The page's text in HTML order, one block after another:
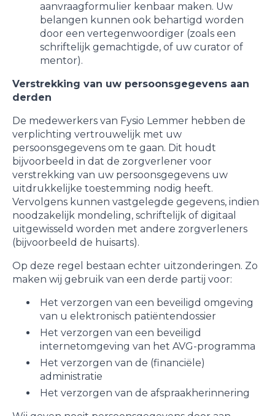
aanvraagformulier kenbaar maken. Uw
belangen kunnen ook behartigd worden
door een vertegenwoordiger (zoals een
schriftelijk gemachtigde, of uw curator of
mentor).
Verstrekking van uw persoonsgegevens aan
derden
De medewerkers van Fysio Lemmer hebben de
verplichting vertrouwelijk met uw
persoonsgegevens om te gaan. Dit houdt
bijvoorbeeld in dat de zorgverlener voor
verstrekking van uw persoonsgegevens uw
uitdrukkelijke toestemming nodig heeft.
Vervolgens kunnen vastgelegde gegevens, indien
noodzakelijk mondeling, schriftelijk of digitaal
uitgewisseld worden met andere zorgverleners
(bijvoorbeeld de huisarts).
Op deze regel bestaan echter uitzonderingen. Zo
maken wij gebruik van een derde partij voor:
Het verzorgen van een beveiligd omgeving
van u elektronisch patiëntendossier
Het verzorgen van een beveiligd
internetomgeving van het AVG-programma
Het verzorgen van de (financiële)
administratie
Het verzorgen van de afspraakherinnering